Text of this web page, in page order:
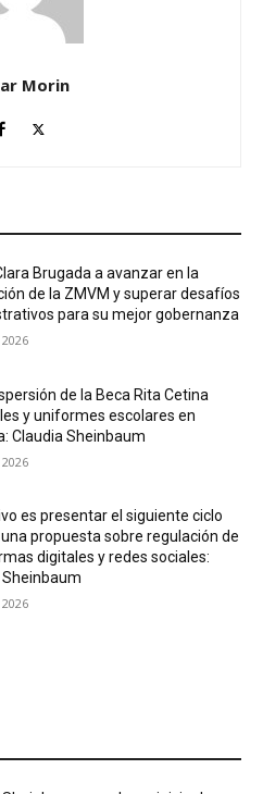
Morin
Brugada a avanzar en la
de la ZMVM y superar desafíos
para su mejor gobernanza
de la Beca Rita Cetina
y uniformes escolares en
Claudia Sheinbaum
es presentar el siguiente ciclo
propuesta sobre regulación de
digitales y redes sociales:
Sheinbaum